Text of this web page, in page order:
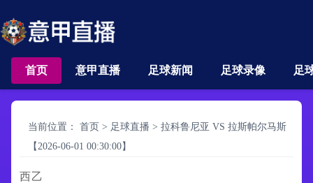
首页 意甲直播 足球新闻 足球录像 足
当前位置： 首页 > 足球直播 > 拉科鲁尼亚 VS 拉斯帕尔马斯
【2026-06-01 00:30:00】
西乙